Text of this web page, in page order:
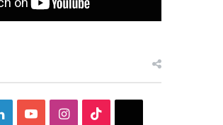
LinkedInYouTubeInstagram